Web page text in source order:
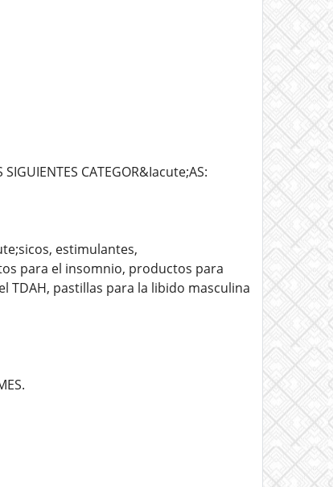
CATEGOR&Iacute;AS:
estimulantes,
para el insomnio, productos para
TDAH, pastillas para la libido masculina